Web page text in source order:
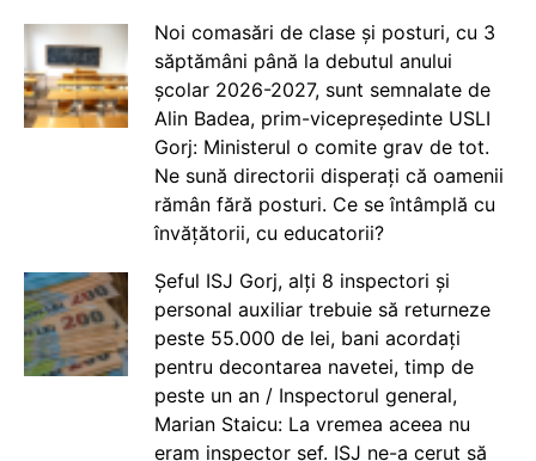
Noi comasări de clase și posturi, cu 3
săptămâni până la debutul anului
școlar 2026-2027, sunt semnalate de
Alin Badea, prim-vicepreședinte USLI
Gorj: Ministerul o comite grav de tot.
Ne sună directorii disperați că oamenii
rămân fără posturi. Ce se întâmplă cu
învățătorii, cu educatorii?
Șeful ISJ Gorj, alți 8 inspectori și
personal auxiliar trebuie să returneze
peste 55.000 de lei, bani acordați
pentru decontarea navetei, timp de
peste un an / Inspectorul general,
Marian Staicu: La vremea aceea nu
eram inspector șef. ISJ ne-a cerut să